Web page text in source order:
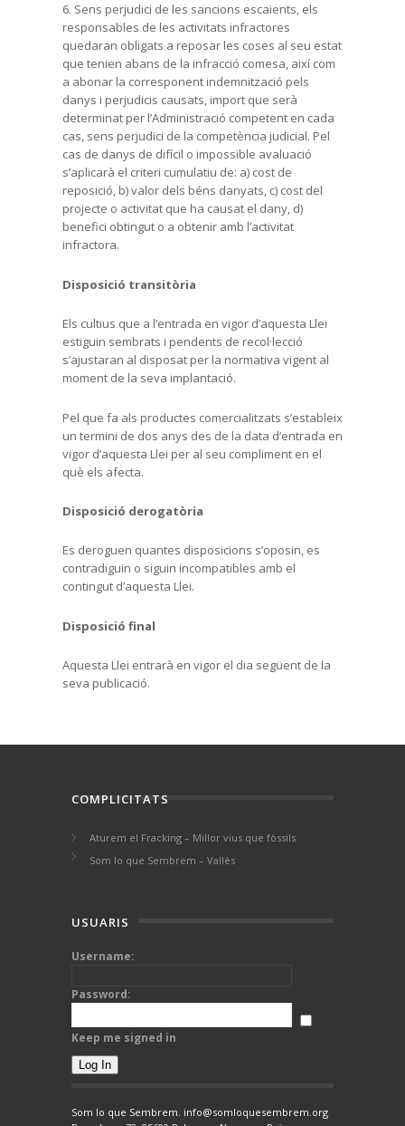
6. Sens perjudici de les sancions escaients, els
responsables de les activitats infractores
quedaran obligats a reposar les coses al seu estat
que tenien abans de la infracció comesa, així com
a abonar la corresponent indemnització pels
danys i perjudicis causats, import que serà
determinat per l’Administració competent en cada
cas, sens perjudici de la competència judicial. Pel
cas de danys de difícil o impossible avaluació
s’aplicarà el criteri cumulatiu de: a) cost de
reposició, b) valor dels béns danyats, c) cost del
projecte o activitat que ha causat el dany, d)
benefici obtingut o a obtenir amb l’activitat
infractora.
Disposició transitòria
Els cultius que a l’entrada en vigor d’aquesta Llei
estiguin sembrats i pendents de recol·lecció
s’ajustaran al disposat per la normativa vigent al
moment de la seva implantació.
Pel que fa als productes comercialitzats s’estableix
un termini de dos anys des de la data d’entrada en
vigor d’aquesta Llei per al seu compliment en el
què els afecta.
Disposició derogatòria
Es deroguen quantes disposicions s’oposin, es
contradiguin o siguin incompatibles amb el
contingut d’aquesta Llei.
Disposició final
Aquesta Llei entrarà en vigor el dia següent de la
seva publicació.
COMPLICITATS
Aturem el Fracking – Millor vius que fòssils
Som lo que Sembrem – Vallès
USUARIS
Username:
Password:
Keep me signed in
Log In
Som lo que Sembrem. info@somloquesembrem.org